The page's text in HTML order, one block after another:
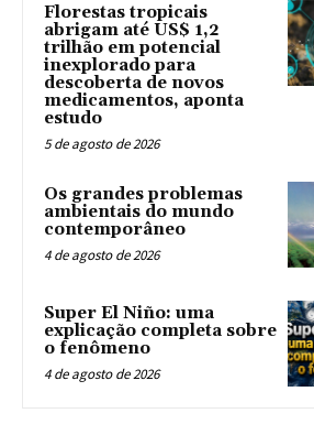
Florestas tropicais
abrigam até US$ 1,2
trilhão em potencial
inexplorado para
descoberta de novos
medicamentos, aponta
estudo
5 de agosto de 2026
Os grandes problemas
ambientais do mundo
contemporâneo
4 de agosto de 2026
Super El Niño: uma
explicação completa sobre
o fenômeno
4 de agosto de 2026